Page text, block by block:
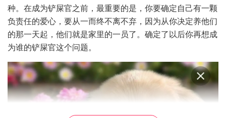
种。在成为铲屎官之前，最重要的是，你要确定自己有一颗
负责任的爱心，要从一而终不离不弃，因为从你决定养他们
的那一天起，他们就是家里的一员了。确定了以后你再想成
为谁的铲屎官这个问题。